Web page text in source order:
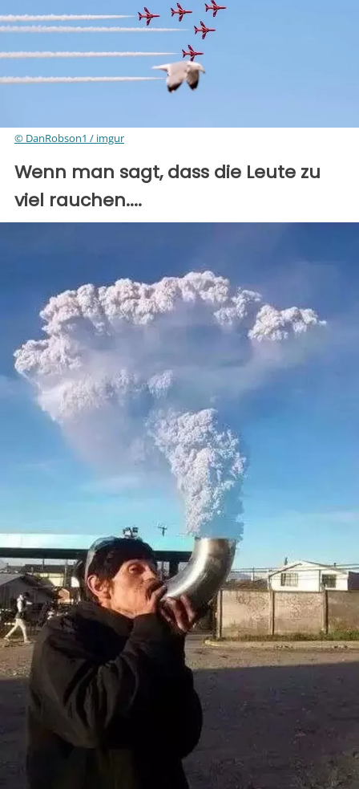
© DanRobson1 / imgur
Wenn man sagt, dass die Leute zu
viel rauchen....